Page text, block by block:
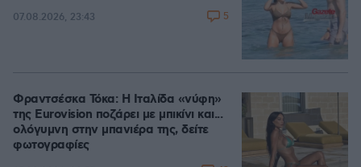
07.08.2026, 23:43 5
Φραντσέσκα Τόκα: Η Ιταλίδα «νύφη»
της Eurovision ποζάρει με μπικίνι και...
ολόγυμνη στην μπανιέρα της, δείτε
φωτογραφίες